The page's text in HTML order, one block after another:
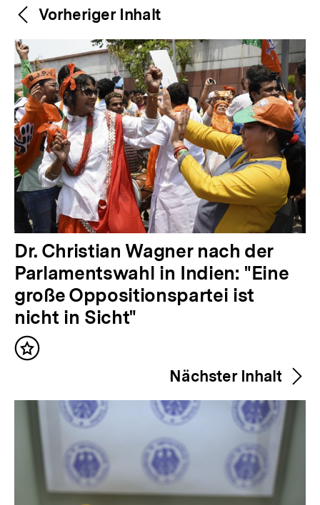
Weitere
Inhalte
Content-
Navigation
Vorheriger Inhalt
V
o
r
h
e
r
g
Dr. Christian Wagner nach der
Parlamentswahl in Indien: "Eine
große Oppositionspartei ist
nicht in Sicht"
Inhalt
Nächster Inhalt